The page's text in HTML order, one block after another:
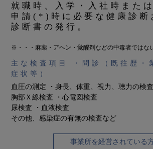
就職時、入学・入社時また
申請(*)時に必要な健康診断
診断書の発行。
※・・・麻薬・アヘン・覚醒剤などの中毒者ではな
主な検査項目 ・問診（既往歴・
症状等）
血圧の測定 ・身長、体重、視力、聴力の検査
胸部Ｘ線検査 ・心電図検査
尿検査 ・血液検査
その他、感染症の有無の検査など
事業所を経営されている